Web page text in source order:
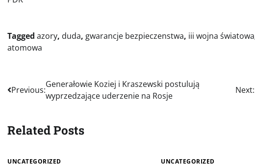
Tagged azory, duda, gwarancje bezpieczenstwa, iii wojna światowa
atomowa
Nawigacja
Previous:
Generałowie Koziej i Kraszewski postulują
wyprzedzające uderzenie na Rosje
Next:
Related Posts
UNCATEGORIZED UNCATEGORIZED